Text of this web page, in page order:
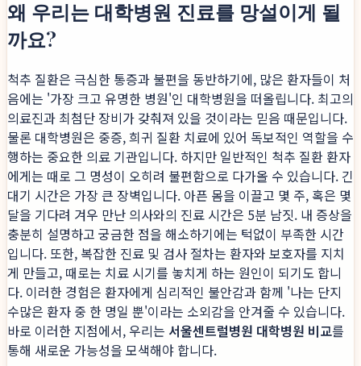
왜 우리는 대학병원 진료를 망설이게 될
까요?
척추 질환은 극심한 통증과 불편을 동반하기에, 많은 환자들이 처
음에는 '가장 크고 유명한 병원'인 대학병원을 떠올립니다. 최고의
의료진과 최첨단 장비가 갖춰져 있을 것이라는 믿음 때문입니다.
물론 대학병원은 중증, 희귀 질환 치료에 있어 독보적인 역할을 수
행하는 중요한 의료 기관입니다. 하지만 일반적인 척추 질환 환자
에게는 때로 그 명성이 오히려 불편함으로 다가올 수 있습니다. 긴
대기 시간은 가장 큰 장벽입니다. 아픈 몸을 이끌고 몇 주, 혹은 몇
달을 기다려 겨우 만난 의사와의 진료 시간은 5분 남짓. 내 증상을
충분히 설명하고 궁금한 점을 해소하기에는 턱없이 부족한 시간
입니다. 또한, 복잡한 진료 및 검사 절차는 환자와 보호자를 지치
게 만들고, 때로는 치료 시기를 놓치게 하는 원인이 되기도 합니
다. 이러한 경험은 환자에게 심리적인 불안감과 함께 '나는 단지
수많은 환자 중 한 명일 뿐'이라는 소외감을 안겨줄 수 있습니다.
바로 이러한 지점에서, 우리는 서울센트럴병원 대학병원 비교를
통해 새로운 가능성을 모색해야 합니다.